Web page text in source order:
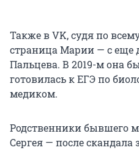
Также в VK, судя по
страница Марии — с еще
Пальцева. В 2019-м она
готовилась к ЕГЭ по
медиком.
Родственники бывшего
Сергея — после